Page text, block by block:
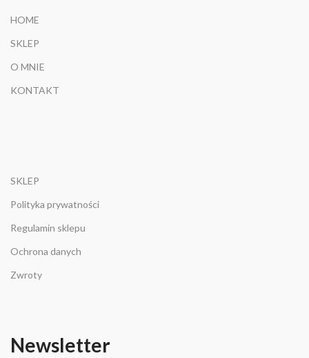
HOME
SKLEP
O MNIE
KONTAKT
SKLEP
Polityka prywatności
Regulamin sklepu
Ochrona danych
Zwroty
Newsletter